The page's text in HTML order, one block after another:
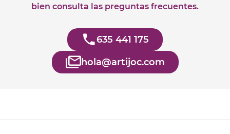
bien consulta las preguntas frecuentes.
635 441 175
hola@artijoc.com